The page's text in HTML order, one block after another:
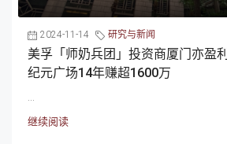
2024-11-14 研究与新闻
美孚「师奶兵团」投资商厦门亦盈
纪元广场14年赚超1600万
...
继续阅读